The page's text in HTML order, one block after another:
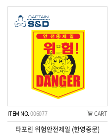
ITEM NO.006077 CART
타포린 위험안전제일 (한영중문)